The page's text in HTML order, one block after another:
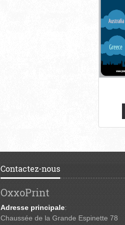
Contactez-nous
OxxoPrint
Adresse principale:
Chaussée de la Grande Espinette 78